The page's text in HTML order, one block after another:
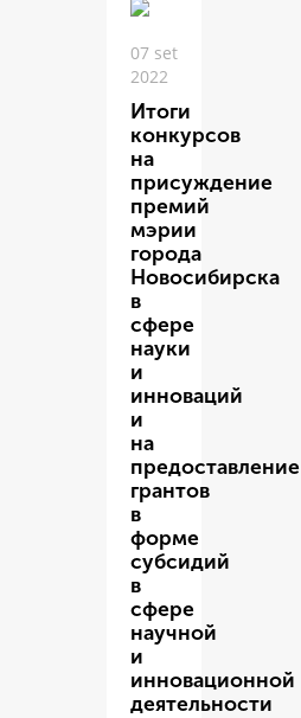
07 set
2022
Итоги
конкурсов
на
присуждение
премий
мэрии
города
Новосибирска
в
сфере
науки
и
инноваций
и
на
предоставление
грантов
в
форме
субсидий
в
сфере
научной
и
инновационной
деятельности